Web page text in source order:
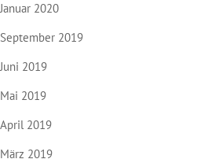
Januar 2020
September 2019
Juni 2019
Mai 2019
April 2019
März 2019